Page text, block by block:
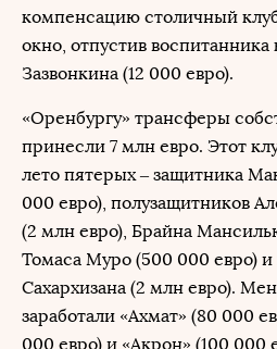
компенсацию столичный
окно, отпустив воспитанника
Зазвонкина (12 000 евро).
«Оренбургу» трансферы
принесли 7 млн евро. Этот
лето пятерых – защитника
000 евро), полузащитников
(2 млн евро), Брайна
Томаса Муро (500 000 евро)
Сахархизана (2 млн евро).
заработали «Ахмат» (80 000
000 евро) и «Акрон» (100 000